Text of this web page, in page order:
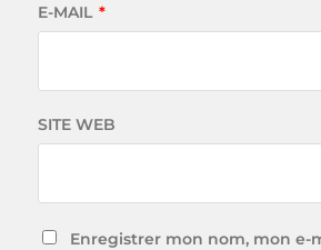
E-MAIL *
SITE WEB
Enregistrer mon nom, mon e-